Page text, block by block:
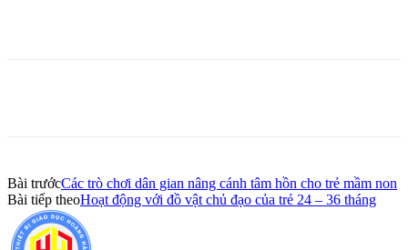
Bài trướcCác trò chơi dân gian nâng cánh tâm hồn cho trẻ mầm non
Bài tiếp theoHoạt động với đồ vật chủ đạo của trẻ 24 – 36 tháng